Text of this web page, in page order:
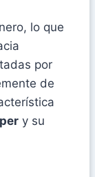
lo que
por
de
y su